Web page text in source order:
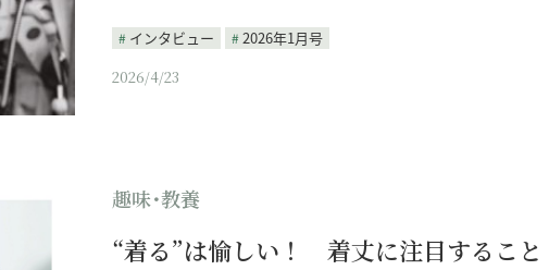
インタビュー
2026年1月号
2026/4/23
趣味･教養
“着る”は愉しい！ 着丈に注目すること